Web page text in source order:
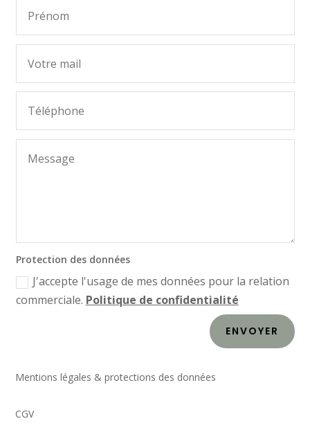
Protection des données
J'accepte l'usage de mes données pour la relation
commerciale. Politique de confidentialité
ENVOYER
Mentions légales & protections des données
CGV